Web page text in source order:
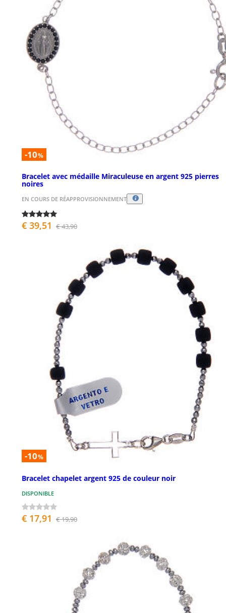
-10%
Bracelet avec médaille Miraculeuse en argent 925 pierres
noires
EN COURS DE RÉAPPROVISIONNEMENT
€ 39,51 € 43,90
-10%
Bracelet chapelet argent 925 de couleur noir
DISPONIBLE
€ 17,91 € 19,90